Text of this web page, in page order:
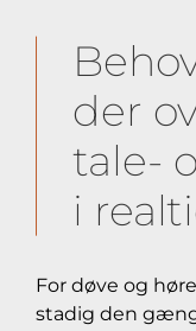
der
tale-
i
For døve og
stadig den